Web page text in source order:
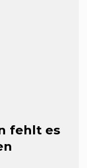
fehlt es